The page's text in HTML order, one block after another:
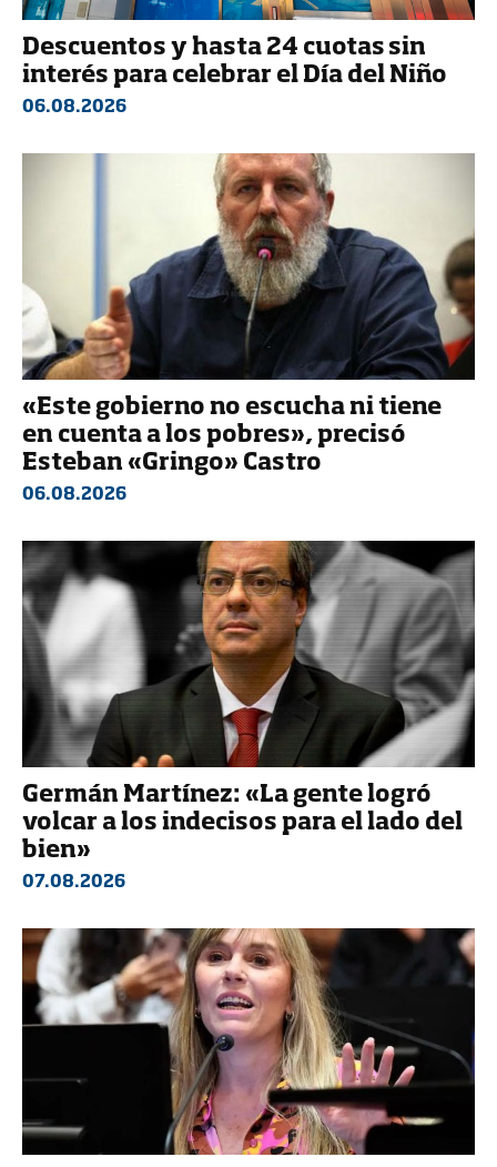
Descuentos y hasta 24 cuotas sin
interés para celebrar el Día del Niño
06.08.2026
«Este gobierno no escucha ni tiene
en cuenta a los pobres», precisó
Esteban «Gringo» Castro
06.08.2026
Germán Martínez: «La gente logró
volcar a los indecisos para el lado del
bien»
07.08.2026